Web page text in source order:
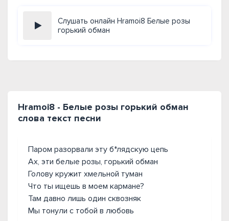
Слушать онлайн Hramoi8 Белые розы
горький обман
Hramoi8 - Белые розы горький обман
слова текст песни
Паром разорвали эту б*лядскую цепь
Ах, эти белые розы, горький обман
Голову кружит хмельной туман
Что ты ищешь в моем кармане?
Там давно лишь один сквозняк
Мы тонули с тобой в любовь